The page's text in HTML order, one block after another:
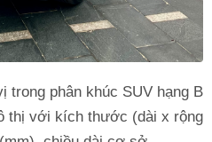
phân khúc SUV hạng B
thị với kích thước (dài x rộng